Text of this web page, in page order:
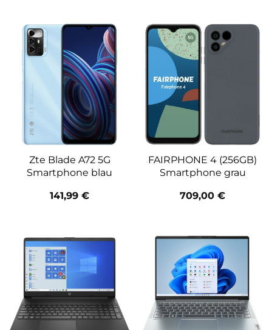
Zte Blade A72 5G
Smartphone blau
141,99 €
FAIRPHONE 4 (256GB)
Smartphone grau
709,00 €